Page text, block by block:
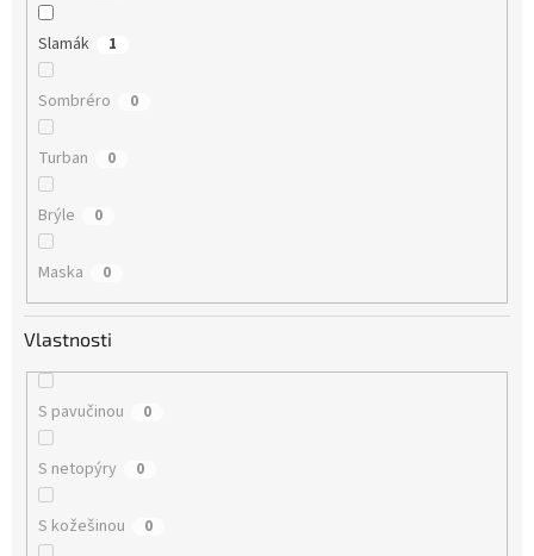
Slamák 1
Sombréro 0
Turban 0
Brýle 0
Maska 0
Vlastnosti
S pavučinou 0
S netopýry 0
S kožešinou 0